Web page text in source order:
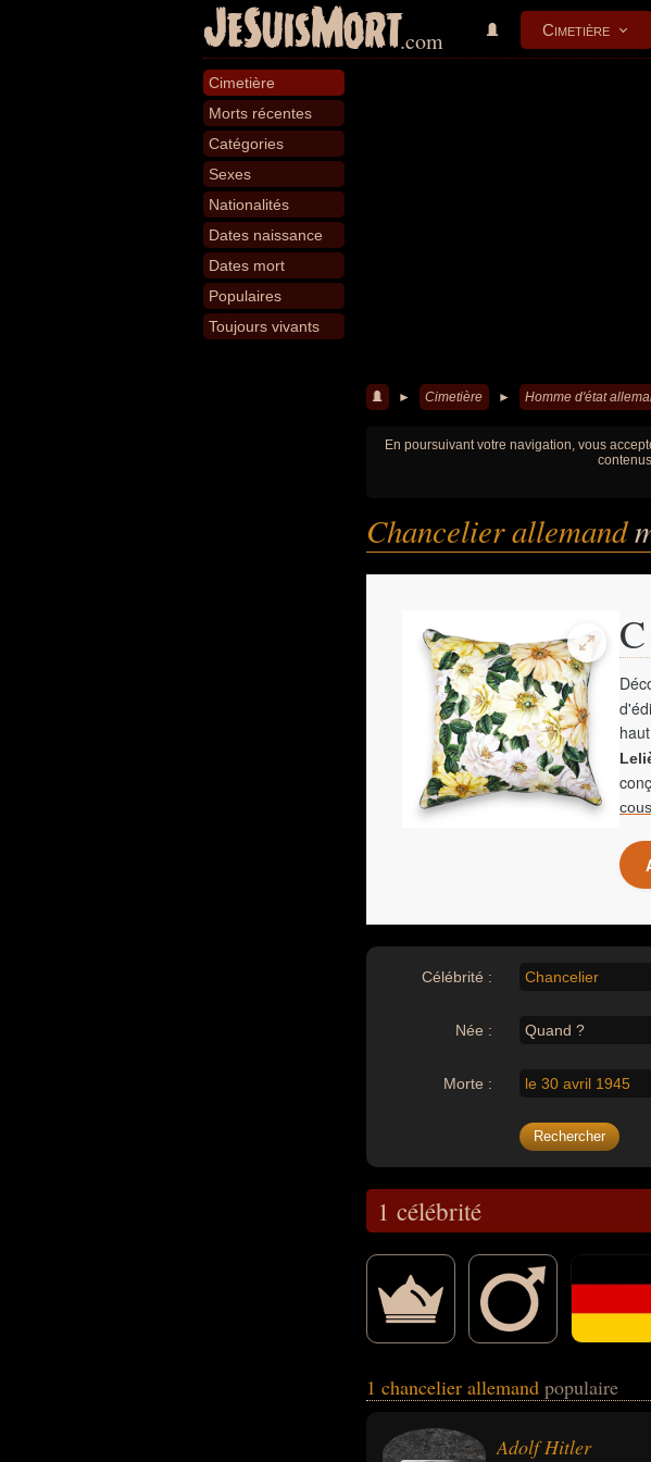
JeSuisMort.com Cimetière
Cimetière
Morts récentes
Catégories
Sexes
Nationalités
Dates naissance
Dates mort
Populaires
Toujours vivants
► Cimetière ► Homme d'état
En poursuivant votre navigation, vous
Chancelier allemand
Célébrité : Chancelier
Née : Quand ?
Morte : le 30 avril 1945
1 célébrité
1 chancelier allemand populaire
Adolf Hitler